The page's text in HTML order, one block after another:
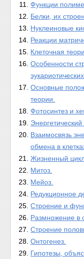
Функции
Белки, их
Нуклеиновые
Реакции
Клеточная
Особенности
Основные
теории.
Фотосинтез и
Взаимосвязь
обмена в
Жизненный цикл
Митоз.
Мейоз.
Редукционное
Строение и
Размножение в
Строение
Онтогенез.
Гипотезы,